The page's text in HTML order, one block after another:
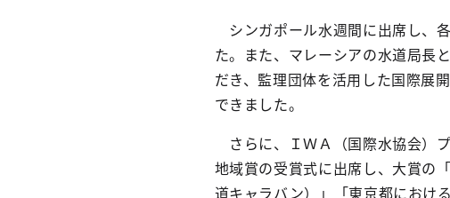
シンガポール水週間に出席し、
た。また、マレーシアの水道局長
だき、監理団体を活用した国際展
できました。
さらに、ＩＷＡ（国際水協会）
地域賞の受賞式に出席し、大賞の
道キャラバン）」「東京都におけ